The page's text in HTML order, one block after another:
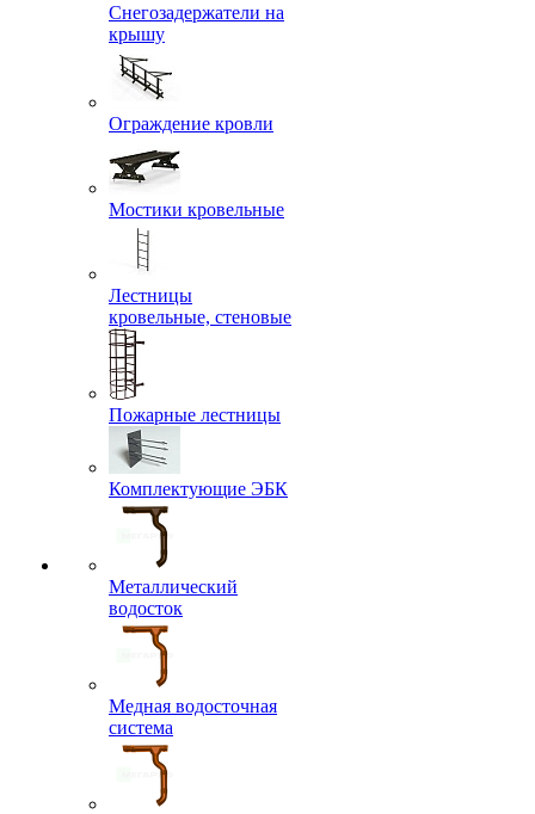
Снегозадержатели на
крышу
Ограждение кровли
Мостики кровельные
Лестницы
кровельные, стеновые
Пожарные лестницы
Комплектующие ЭБК
Металлический
водосток
Медная водосточная
система